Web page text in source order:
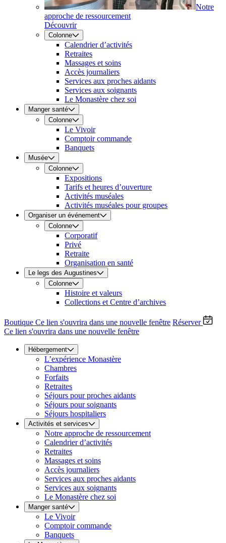
Notre
approche de ressourcement
Découvrir
Colonne
Calendrier d’activités
Retraites
Massages et soins
Accès journaliers
Services aux proches aidants
Services aux soignants
Le Monastère chez soi
Manger santé
Colonne
Le Vivoir
Comptoir commande
Banquets
Musée
Colonne
Expositions
Tarifs et heures d’ouverture
Activités muséales
Activités muséales pour groupes
Organiser un événement
Colonne
Corporatif
Privé
Retraite
Organisation en santé
Le legs des Augustines
Colonne
Histoire et valeurs
Collections et Centre d’archives
Boutique Ce lien s'ouvrira dans une nouvelle fenêtre Réserver
Ce lien s'ouvrira dans une nouvelle fenêtre
Hébergement
L’expérience Monastère
Chambres
Forfaits
Retraites
Séjours pour proches aidants
Séjours pour soignants
Séjours hospitaliers
Activités et services
Notre approche de ressourcement
Calendrier d’activités
Retraites
Massages et soins
Accès journaliers
Services aux proches aidants
Services aux soignants
Le Monastère chez soi
Manger santé
Le Vivoir
Comptoir commande
Banquets